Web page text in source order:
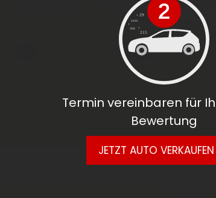
Termin vereinbaren für
Bewertung
JETZT AUTO VERKAUFEN